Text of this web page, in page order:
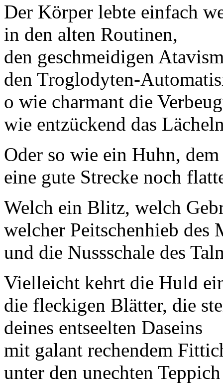
Der Körper lebte einfach
in den alten Routinen,
den geschmeidigen
den Troglodyten-
o wie charmant die
wie entzückend das
Oder so wie ein Huhn,
eine gute Strecke noch
Welch ein Blitz, welch
welcher Peitschenhieb des
und die Nussschale des
Vielleicht kehrt die Huld
die fleckigen Blätter, die
deines entseelten Daseins
mit galant rechendem
unter den unechten Teppich